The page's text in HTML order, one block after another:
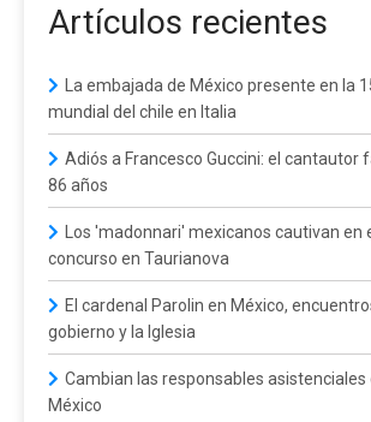
Artículos recientes
La embajada de México presente en la
mundial del chile en Italia
Adiós a Francesco Guccini: el cantautor
86 años
Los 'madonnari' mexicanos cautivan en
concurso en Taurianova
El cardenal Parolin en México,
gobierno y la Iglesia
Cambian las responsables asistenciales
México